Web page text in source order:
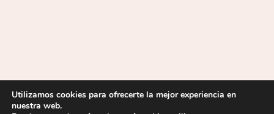
Utilizamos cookies para ofrecerte la mejor experiencia en
nuestra web.